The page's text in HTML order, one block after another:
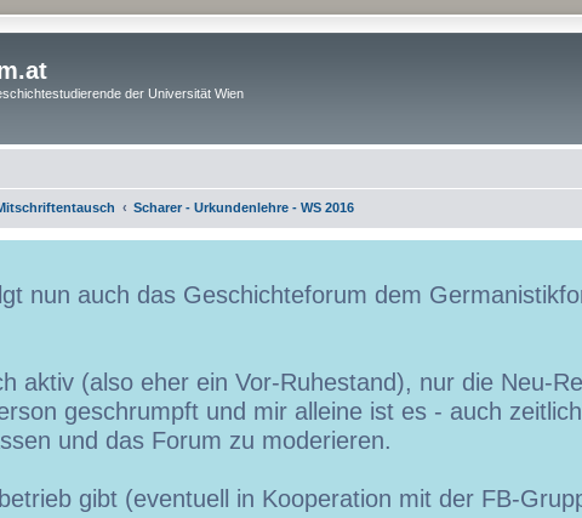
der Universität Wien
Scharer - Urkundenlehre - WS 2016
nun auch das Geschichteforum dem
aktiv (also eher ein Vor-Ruhestand), nur die Neu-
geschrumpft und mir alleine ist es - auch
und das Forum zu moderieren.
gibt (eventuell in Kooperation mit der FB-